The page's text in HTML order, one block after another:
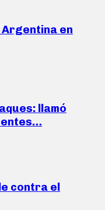
en
llamó
contra el